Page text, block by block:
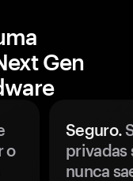
Gen
o
Seguro.
privadas
nunca